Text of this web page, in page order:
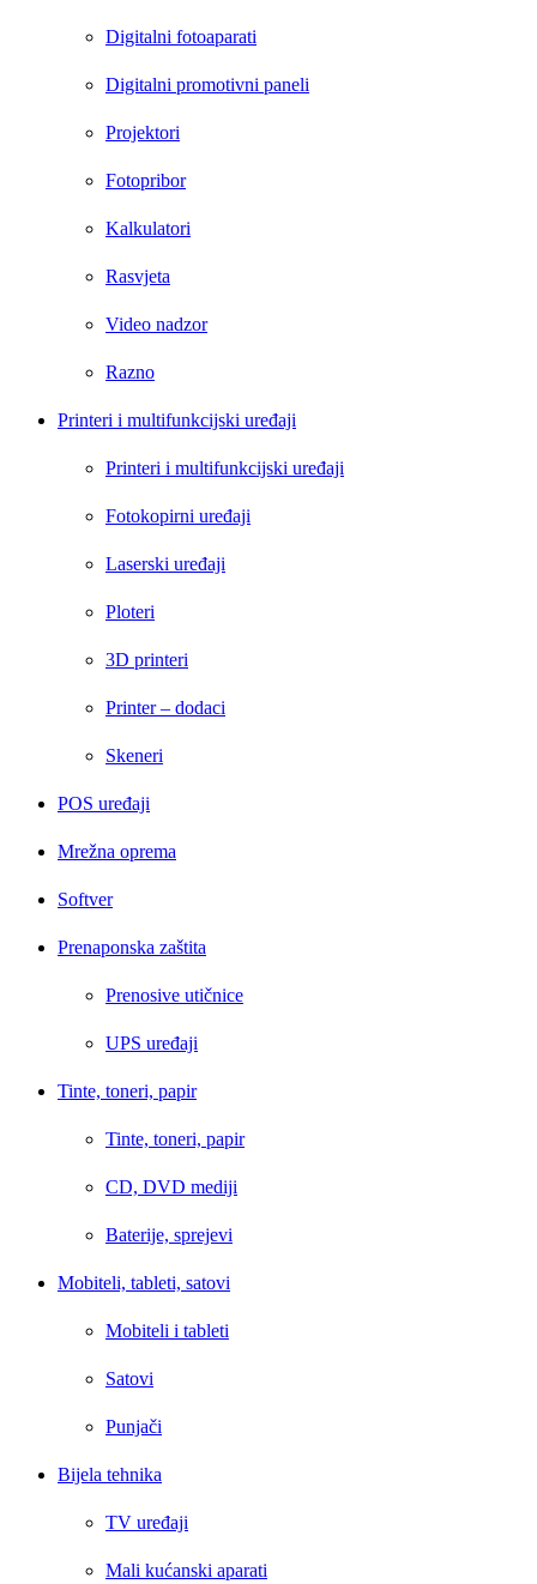
Digitalni fotoaparati
Digitalni promotivni paneli
Projektori
Fotopribor
Kalkulatori
Rasvjeta
Video nadzor
Razno
Printeri i multifunkcijski uređaji
Printeri i multifunkcijski uređaji
Fotokopirni uređaji
Laserski uređaji
Ploteri
3D printeri
Printer – dodaci
Skeneri
POS uređaji
Mrežna oprema
Softver
Prenaponska zaštita
Prenosive utičnice
UPS uređaji
Tinte, toneri, papir
Tinte, toneri, papir
CD, DVD mediji
Baterije, sprejevi
Mobiteli, tableti, satovi
Mobiteli i tableti
Satovi
Punjači
Bijela tehnika
TV uređaji
Mali kućanski aparati